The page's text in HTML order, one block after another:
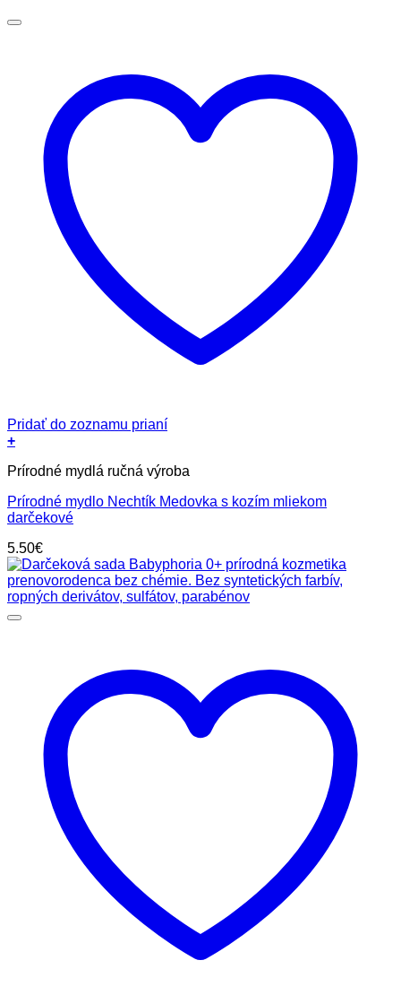
Pridať do zoznamu prianí
+
Prírodné mydlá ručná výroba
Prírodné mydlo Nechtík Medovka s kozím mliekom
darčekové
5.50€